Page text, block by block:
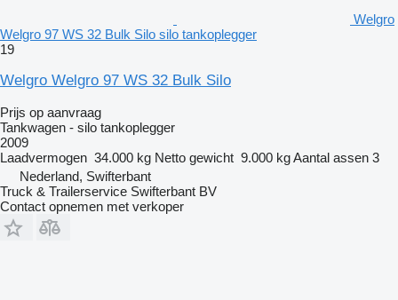
Welgro
Welgro 97 WS 32 Bulk Silo silo tankoplegger
19
Welgro Welgro 97 WS 32 Bulk Silo
Prijs op aanvraag
Tankwagen - silo tankoplegger
2009
Laadvermogen 34.000 kg Netto gewicht 9.000 kgAantal assen 3
Nederland, Swifterbant
Truck & Trailerservice Swifterbant BV
Contact opnemen met verkoper